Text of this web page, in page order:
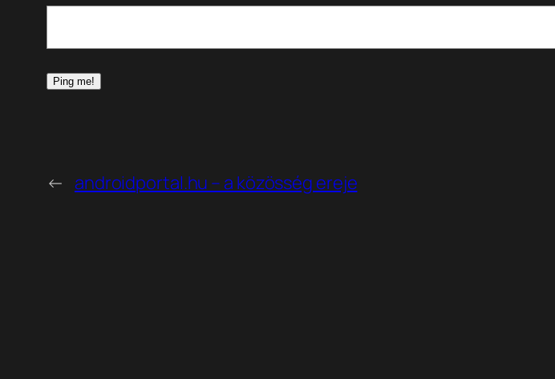
← androidportal.hu – a közösség ereje